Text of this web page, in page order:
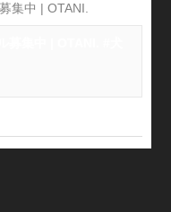
集中 | OTANI.